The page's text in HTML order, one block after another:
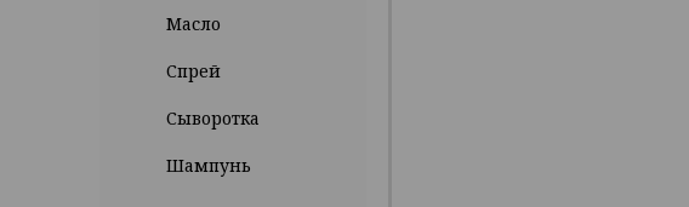
Масло
Спрей
Сыворотка
Шампунь